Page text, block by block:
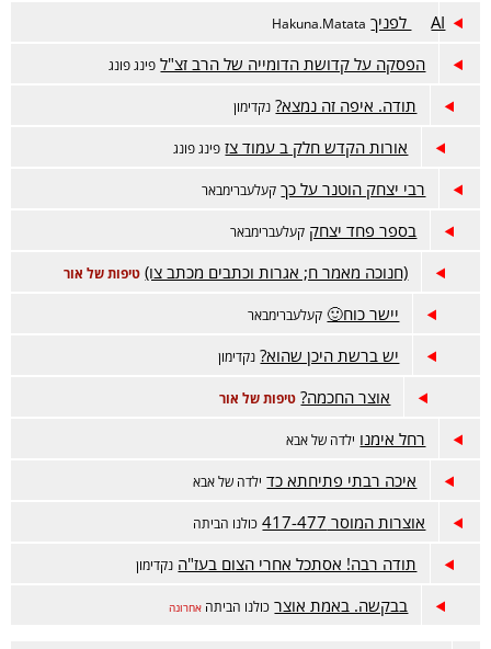
AI לפניך Hakuna.Matata
הפסקה על קדושת הדומייה של הרב זצ"ל פינג פונג
תודה. איפה זה נמצא? נקדימון
אורות הקדש חלק ב עמוד צז פינג פונג
רבי יצחק הוטנר על כך קעלעברימבאר
בספר פחד יצחק קעלעברימבאר
(חנוכה מאמר ח; אגרות וכתבים מכתב צו) טיפות של אור
יישר כוח🙂 קעלעברימבאר
יש ברשת היכן שהוא? נקדימון
אוצר החכמה? טיפות של אור
רחל אימנו ילדה של אבא
איכה רבתי פתיחתא כד ילדה של אבא
אוצרות המוסר 417-477 כולנו הביתה
תודה רבה! אסתכל אחרי הצום בעז"ה נקדימון
בבקשה. באמת אוצר כולנו הביתה אחרונה